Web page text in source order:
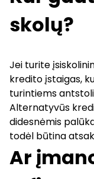
skolų?
Jei turite
kredito įstaigas,
turintiems
Alternatyvūs
didesnėmis
todėl būtina
Ar